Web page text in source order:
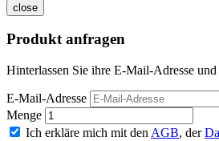
close
Produkt anfragen
Hinterlassen Sie ihre E-Mail-Adresse
E-Mail-Adresse
Menge
Ich erkläre mich mit den AGB, der